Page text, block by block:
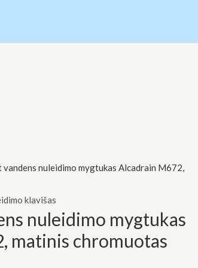
vandens nuleidimo mygtukas Alcadrain M672,
klavišas
nuleidimo mygtukas
matinis chromuotas